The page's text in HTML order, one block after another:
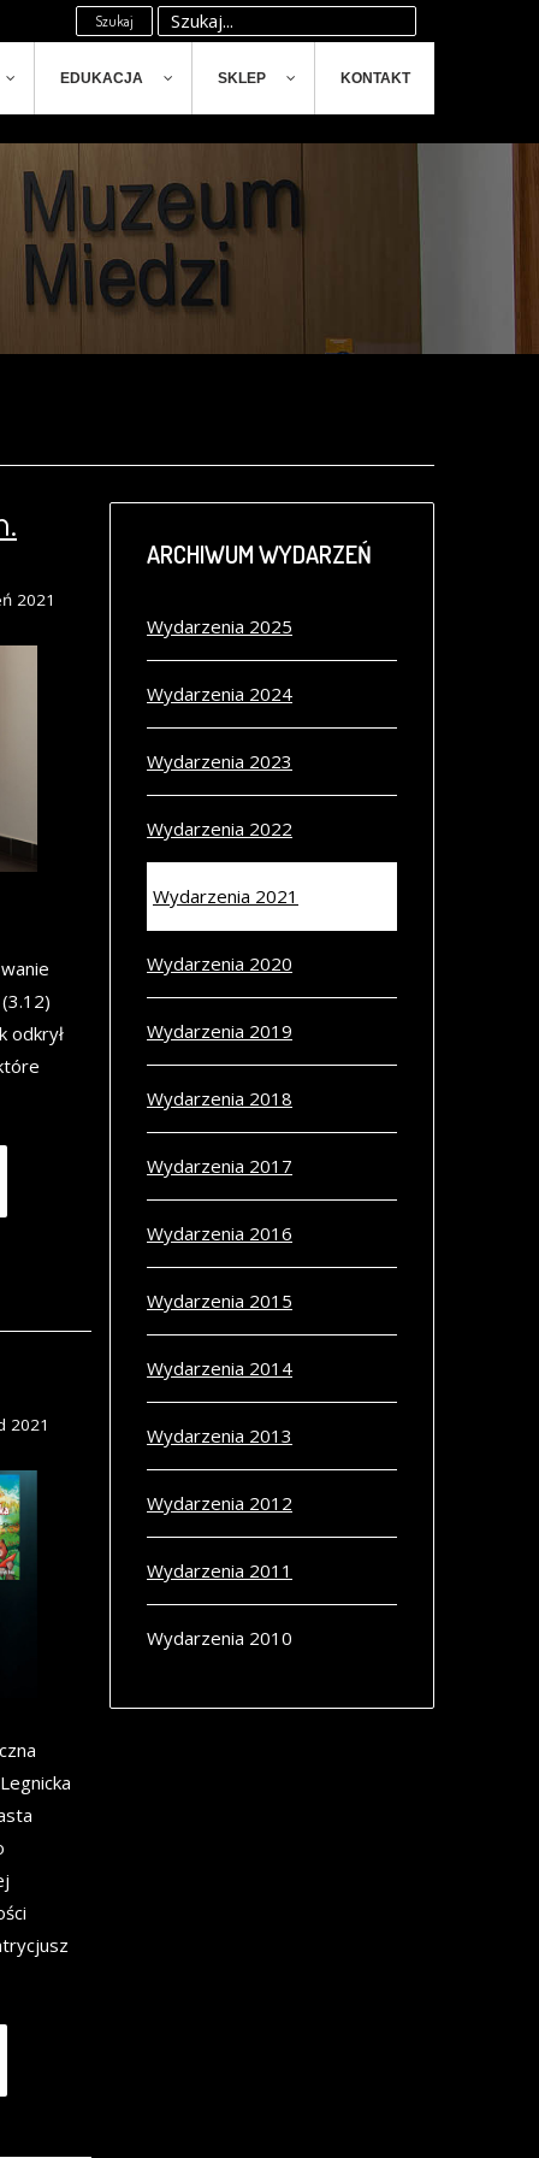
Szukaj
EDUKACJA SKLEP KONTAKT
2021
odkrył
2021
ARCHIWUMWYDARZEŃ
Wydarzenia 2025
Wydarzenia 2024
Wydarzenia 2023
Wydarzenia 2022
Wydarzenia 2021
Wydarzenia 2020
Wydarzenia 2019
Wydarzenia 2018
Wydarzenia 2017
Wydarzenia 2016
Wydarzenia 2015
Wydarzenia 2014
Wydarzenia 2013
Wydarzenia 2012
Wydarzenia 2011
Wydarzenia 2010